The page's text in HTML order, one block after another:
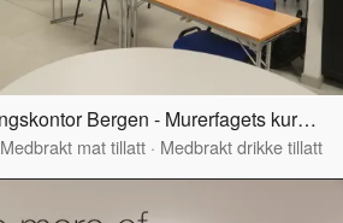
Murerfagets Opplæringskontor Bergen - Murerfagets kurs- og møtelokaler
Medbrakt mat tillatt · Medbrakt drikke tillatt